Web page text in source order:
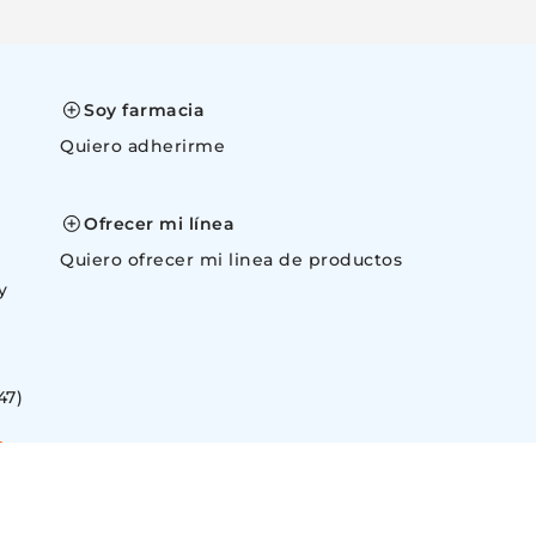
Soy farmacia
Quiero adherirme
Ofrecer mi línea
Quiero ofrecer mi linea de productos